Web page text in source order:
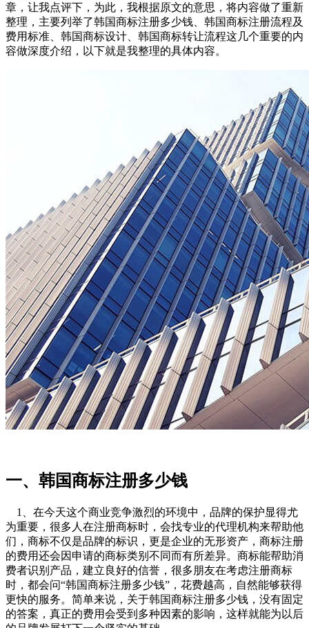
章，让我点评下，为此，我根据原文的意思，将内容做了重新
整理，主要列举了韩国商标注册多少钱、韩国商标注册流程及
费用标准、韩国商标设计、韩国商标转让流程这几个重要的内
容做深度介绍，以下就是我整理的具体内容。
一、韩国商标注册多少钱
1、在今天这个商业竞争激烈的环境中，品牌的保护显得尤
为重要，很多人在注册商标时，会找专业的代理机构来帮助他
们，商标不仅是品牌的标识，更是企业的无形资产，商标注册
的费用还会因申请的商标类别不同而有所差异。商标能帮助消
费者识别产品，建立良好的信誉，很多朋友在考虑注册商标
时，都会问“韩国商标注册多少钱”，花费越高，自然能够获得
更快的服务。简单来说，关于韩国商标注册多少钱，没有固定
的答案，真正的费用会受到多种因素的影响，这样就能为以后